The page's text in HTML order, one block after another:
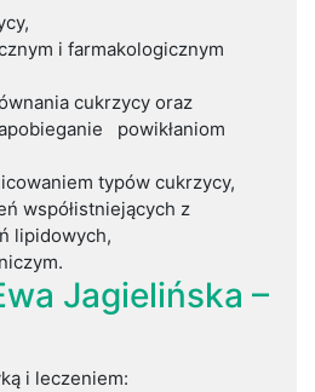
i farmakologicznym
cukrzycy oraz
powikłaniom
typów cukrzycy,
współistniejących z
lipidowych,
Jagielińska –
i leczeniem: